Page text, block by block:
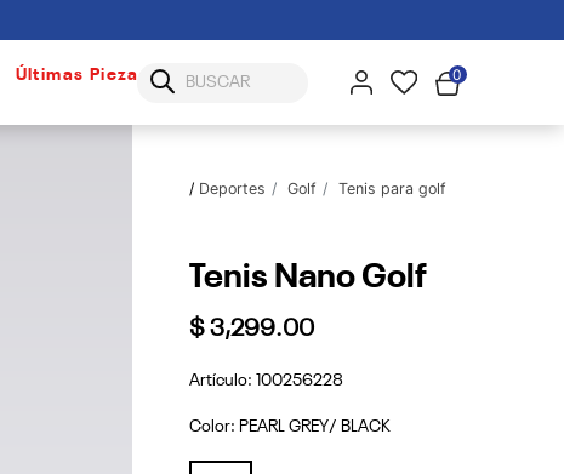
Últimas Piezas 0
Deportes Golf Tenis para golf
Tenis Nano Golf
$ 3,299.00
Artículo: 100256228
Color: PEARL GREY/ BLACK